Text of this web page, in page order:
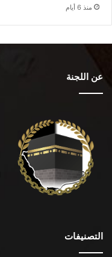
منذ 6 أيام
عن اللجنة
التصنيفات